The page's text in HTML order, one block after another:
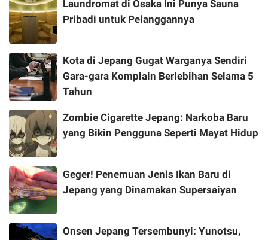
Laundromat di Osaka Ini Punya Sauna
Pribadi untuk Pelanggannya
Kota di Jepang Gugat Warganya Sendiri
Gara-gara Komplain Berlebihan Selama 5
Tahun
Zombie Cigarette Jepang: Narkoba Baru
yang Bikin Pengguna Seperti Mayat Hidup
Geger! Penemuan Jenis Ikan Baru di
Jepang yang Dinamakan Supersaiyan
Onsen Jepang Tersembunyi: Yunotsu,